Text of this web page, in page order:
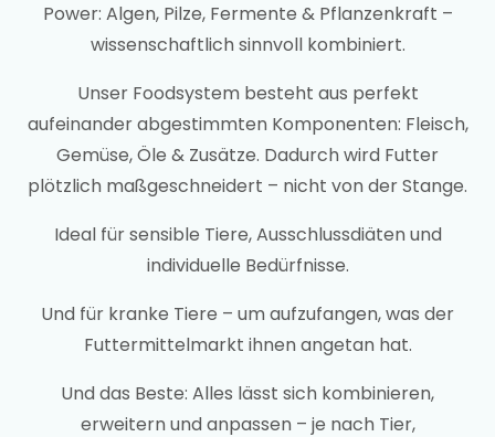
Power: Algen, Pilze, Fermente & Pflanzenkraft –
wissenschaftlich sinnvoll kombiniert.
Unser Foodsystem besteht aus perfekt
aufeinander abgestimmten Komponenten: Fleisch,
Gemüse, Öle & Zusätze. Dadurch wird Futter
plötzlich maßgeschneidert – nicht von der Stange.
Ideal für sensible Tiere, Ausschlussdiäten und
individuelle Bedürfnisse.
Und für kranke Tiere – um aufzufangen, was der
Futtermittelmarkt ihnen angetan hat.
Und das Beste: Alles lässt sich kombinieren,
erweitern und anpassen – je nach Tier,